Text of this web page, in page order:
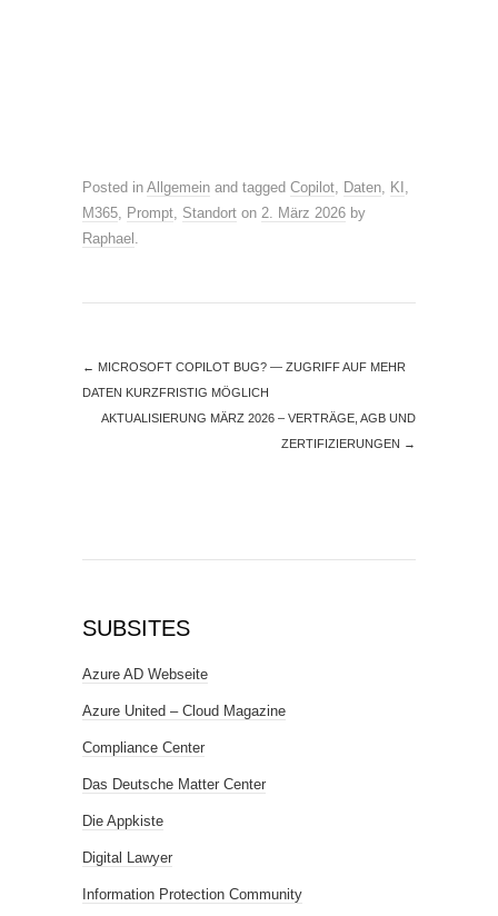
Posted in Allgemein and tagged Copilot, Daten, KI ,
M365, Prompt, Standort on 2. März 2026 by
Raphael .
← MICROSOFT COPILOT BUG? — ZUGRIFF AUF MEHR
DATEN KURZFRISTIG MÖGLICH
AKTUALISIERUNG MÄRZ 2026 – VERTRÄGE, AGB UND
ZERTIFIZIERUNGEN →
SUBSITES
Azure AD Webseite
Azure United – Cloud Magazine
Compliance Center
Das Deutsche Matter Center
Die Appkiste
Digital Lawyer
Information Protection Community